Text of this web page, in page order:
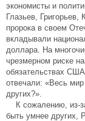
экономисты и
Глазьев, Григорьев,
пророка в своем
вкладывали
доллара. На
чрезмерном риске
обязательствах
отвечали: «Весь
других?».
К сожалению, из-
быть умнее других,